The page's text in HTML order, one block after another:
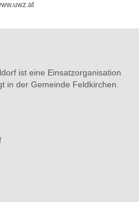
ist eine Einsatzorganisation
in der Gemeinde Feldkirchen.